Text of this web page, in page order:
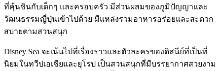
ที่คุ้นชินกับเด็กๆ และครอบครัว มีส่วนผสมของภูมิปัญญาและ
วัฒนธรรมญี่ปุ่นเข้าไปด้วย มีแหล่งรวมอาหารอร่อยและสะดวก
สบายตามสวนสนุก
Disney Sea จะเน้นไปที่เรื่องราวและตัวละครของดิสนีย์ที่เป็นที่
นิยมในทวีปเอเชียและยุโรป เป็นสวนสนุกที่มีบรรยากาศสวยงาม